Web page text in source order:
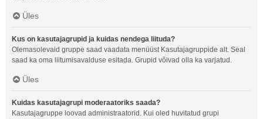
Üles
Kus on kasutajagrupid ja kuidas nendega liituda?
Olemasolevaid gruppe saad vaadata menüüst Kasutajagruppide alt. Seal
saad ka oma liitumisavalduse esitada. Grupid võivad olla ka varjatud.
Üles
Kuidas kasutajagrupi moderaatoriks saada?
Kasutajagruppe loovad administraatorid. Kui oled huvitatud grupi